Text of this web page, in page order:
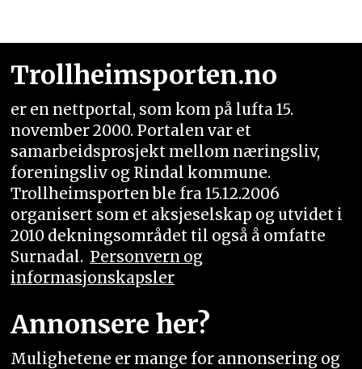
Trollheimsporten.no
er en nettportal, som kom på lufta 15.
november 2000. Portalen var et
samarbeidsprosjekt mellom næringsliv,
foreningsliv og Rindal kommune.
Trollheimsporten ble fra 15.12.2006
organisert som et aksjeselskap og utvidet i
2010 dekningsområdet til også å omfatte
Surnadal. Personvern og
informasjonskapsler
Annonsere her?
Mulighetene er mange for annonsering og